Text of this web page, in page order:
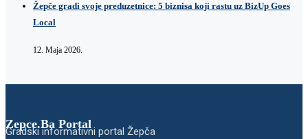
Žepče gradi svoje preduzetnice: 5 biznisa koji rastu uz BizUp Goes
Local
12. Maja 2026.
Zepce.Ba Portal
Gradski informativni portal Žepča